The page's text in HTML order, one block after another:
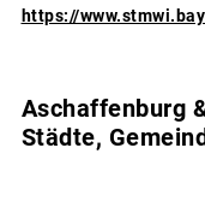
https://
Aschaffenburg
Städte,